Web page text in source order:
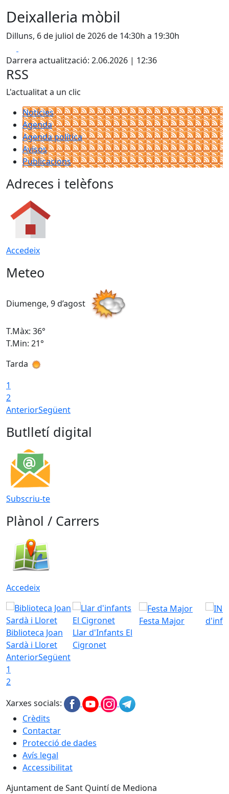
Deixalleria mòbil
Dilluns, 6 de juliol de 2026 de 14:30h a 19:30h
Darrera actualització: 2.06.2026 | 12:36
RSS
L'actualitat a un clic
Notícies
Agenda
Agenda política
Avisos
Publicacions
Adreces i telèfons
Accedeix
Meteo
Diumenge, 9 d’agost
T.Màx: 36°
T.Min: 21°
Tarda
1
2
AnteriorSegüent
Butlletí digital
Subscriu-te
Plànol / Carrers
Accedeix
Biblioteca Joan
Sardà i Lloret
Llar d'Infants El
Cigronet
Festa Major
AnteriorSegüent
1
2
Xarxes socials:
Crèdits
Contactar
Protecció de dades
Avís legal
Accessibilitat
Ajuntament de Sant Quintí de Mediona